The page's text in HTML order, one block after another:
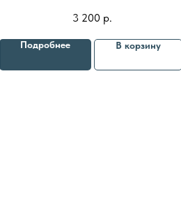
с восстанавливающим и антиоксидантным
действием
3 200 р.
Подробнее В корзину